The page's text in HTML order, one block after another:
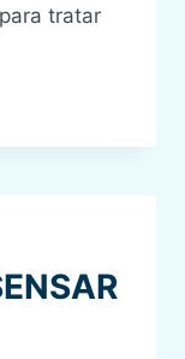
tratar